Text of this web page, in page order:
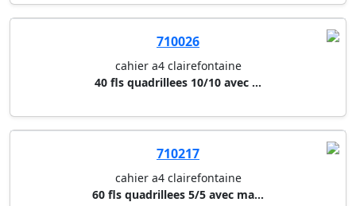
meeting book rhodiactive
a4+
cahier linicolor evolutiv'book...
90 fls a5+ 16 x 21 cm